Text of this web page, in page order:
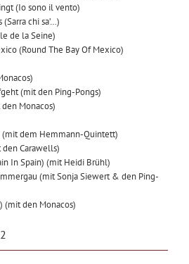
(Io sono il vento)
chi sa’…)
de la Seine)
(Round The Bay Of Mexico)
(mit den Ping-Pongs)
Monacos)
(mit dem Hemmann-Quintett)
Carawells)
In Spain) (mit Heidi Brühl)
(mit Sonja Siewert & den Ping-
(mit den Monacos)